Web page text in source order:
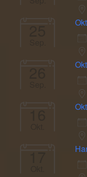
25
26
16
17